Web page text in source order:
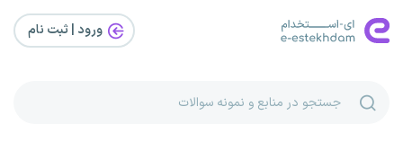
ورود | ثبت‌ نام